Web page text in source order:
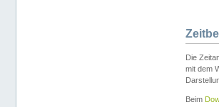
Die
mit dem
Beim